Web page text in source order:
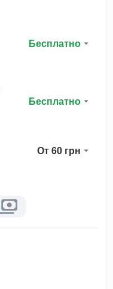
Бесплатно
Бесплатно
От 60 грн